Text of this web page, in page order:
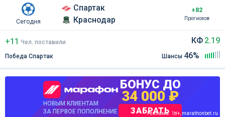
Сегодня
Спартак
Краснодар
+82
Прогнозов
+11 Чел поставили
Победа Спартак
КФ 2.19
Шансы 46%
НОВЫМ КЛИЕНТАМ
ЗА ПЕРВОЕ ПОПОЛНЕНИЕ
БОНУС ДО
34 000 ₽
ЗАБРАТЬ
Реклама. 18+, marathonbet.ru